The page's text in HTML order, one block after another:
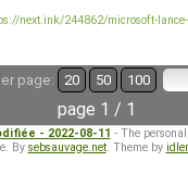
next.ink/244862/microsoft-
page: 20 50 100
page 1 / 1
- 2022-08-11 - The
By sebsauvage.net. Theme by